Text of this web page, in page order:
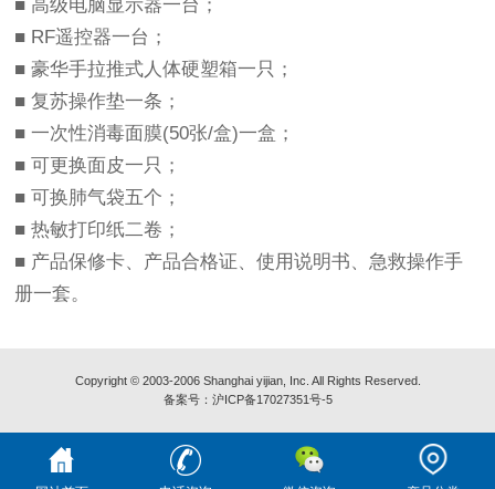
■ 高级电脑显示器一台；
■ RF遥控器一台；
■ 豪华手拉推式人体硬塑箱一只；
■ 复苏操作垫一条；
■ 一次性消毒面膜(50张/盒)一盒；
■ 可更换面皮一只；
■ 可换肺气袋五个；
■ 热敏打印纸二卷；
■ 产品保修卡、产品合格证、使用说明书、急救操作手
册一套。
Copyright © 2003-2006 Shanghai yijian, Inc. All Rights Reserved.
备案号： 沪ICP备17027351号-5